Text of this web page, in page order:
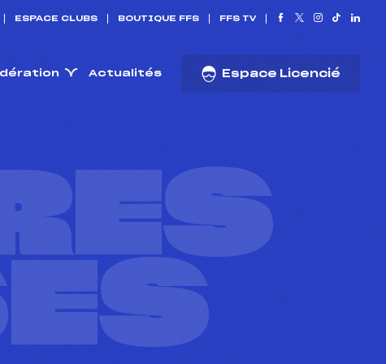
ESPACE CLUBS BOUTIQUE FFS FFS TV
Actualités Espace Licencié